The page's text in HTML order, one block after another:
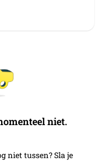
niet.
niet tussen? Sla je